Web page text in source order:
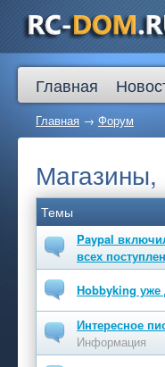
Главная
Главная → Форум
Магазины,
Темы
Paypal
всех
Hobbyking уже
Интересное
Информация